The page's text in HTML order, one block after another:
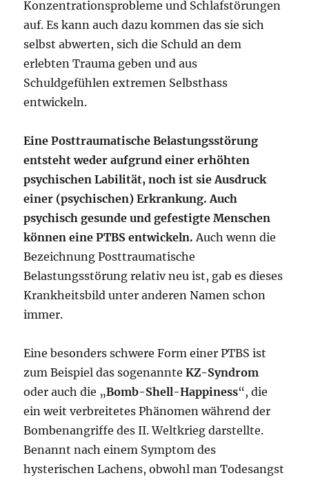
Konzentrationsprobleme und Schlafstörungen
auf. Es kann auch dazu kommen das sie sich
selbst abwerten, sich die Schuld an dem
erlebten Trauma geben und aus
Schuldgefühlen extremen Selbsthass
entwickeln.
Eine Posttraumatische Belastungsstörung
entsteht weder aufgrund einer erhöhten
psychischen Labilität, noch ist sie Ausdruck
einer (psychischen) Erkrankung. Auch
psychisch gesunde und gefestigte Menschen
können eine PTBS entwickeln. Auch wenn die
Bezeichnung Posttraumatische
Belastungsstörung relativ neu ist, gab es dieses
Krankheitsbild unter anderen Namen schon
immer.
Eine besonders schwere Form einer PTBS ist
zum Beispiel das sogenannteKZ-Syndrom
oder auch die „Bomb-Shell-Happiness“, die
ein weit verbreitetes Phänomen während der
Bombenangriffe des II. Weltkrieg darstellte.
Benannt nach einem Symptom des
hysterischen Lachens, obwohl man Todesangst